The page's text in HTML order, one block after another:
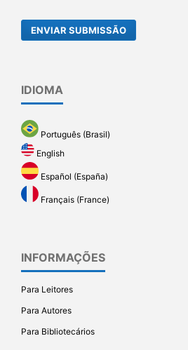
ENVIAR SUBMISSÃO
IDIOMA
Português (Brasil)
English
Español (España)
Français (France)
INFORMAÇÕES
Para Leitores
Para Autores
Para Bibliotecários